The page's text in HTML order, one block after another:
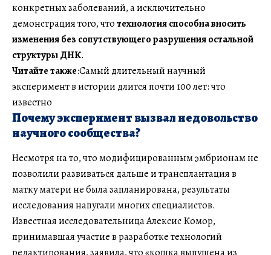
конкретных заболеваний, а исключительно
демонстрация того, чтотехнология способна вносить
изменения без сопутствующего разрушения остальной
структуры ДНК.
Читайте также:Самый длительный научный
эксперимент в истории длится почти 100 лет: что
известно
Почему эксперимент вызвал недовольство
научного сообщества?
Несмотря на то, что модифицированным эмбрионам не
позволили развиваться дальше и трансплантация в
матку матери не была запланирована, результаты
исследования напугали многих специалистов.
Известная исследовательница Алексис Комор,
принимавшая участие в разработке технологий